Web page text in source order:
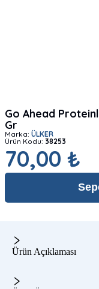
Go Ahead
Gr
Marka: ÜLKER
Ürün Kodu: 38253
70,00 ₺
Ürün Açıklaması